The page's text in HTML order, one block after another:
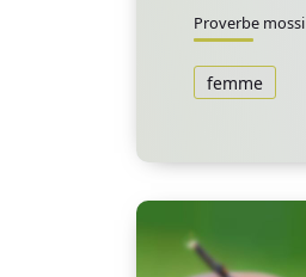
Proverbe mossi
femme